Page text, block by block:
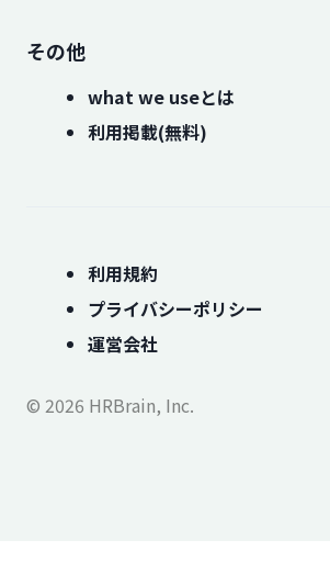
その他
what we useとは
利用掲載(無料)
利用規約
プライバシーポリシー
運営会社
© 2026 HRBrain, Inc.